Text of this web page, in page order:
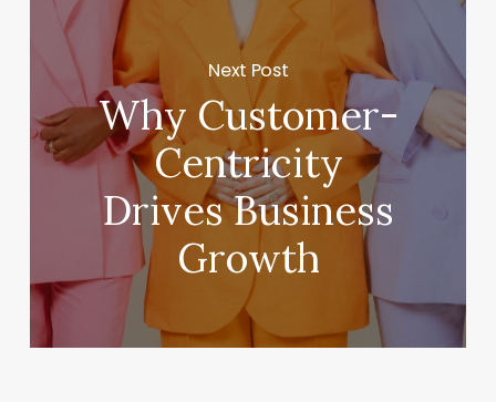
Next Post
Why Customer-
Centricity
Drives Business
Growth